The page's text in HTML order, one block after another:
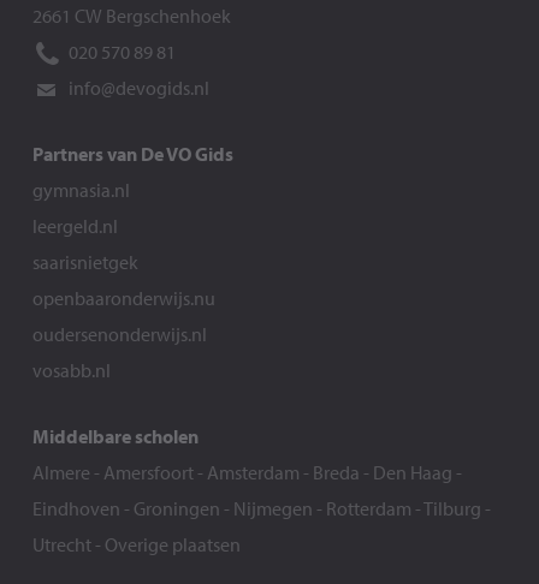
2661 CW Bergschenhoek
020 570 89 81
info@devogids.nl
Partners van De VO Gids
gymnasia.nl
leergeld.nl
saarisnietgek
openbaaronderwijs.nu
oudersenonderwijs.nl
vosabb.nl
Middelbare scholen
Almere - Amersfoort- Amsterdam - Breda - Den Haag -
Eindhoven - Groningen - Nijmegen - Rotterdam -Tilburg -
Utrecht- Overige plaatsen